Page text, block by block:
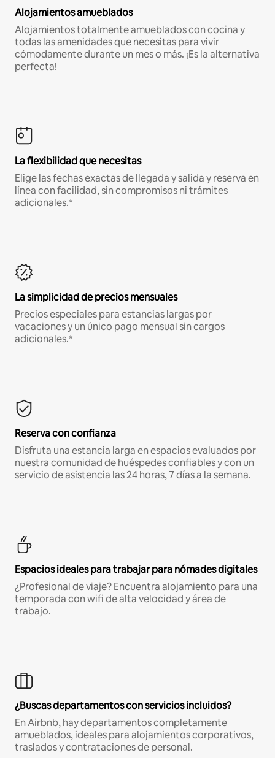
Alojamientos amueblados
Alojamientos totalmente amueblados con cocina y
todas las amenidades que necesitas para vivir
cómodamente durante un mes o más. ¡Es la alternativa
perfecta!
La flexibilidad que necesitas
Elige las fechas exactas de llegada y salida y reserva en
línea con facilidad, sin compromisos ni trámites
adicionales.*
La simplicidad de precios mensuales
Precios especiales para estancias largas por
vacaciones y un único pago mensual sin cargos
adicionales.*
Reserva con confianza
Disfruta una estancia larga en espacios evaluados por
nuestra comunidad de huéspedes confiables y con un
servicio de asistencia las 24 horas, 7 días a la semana.
Espacios ideales para trabajar para nómades digitales
¿Profesional de viaje? Encuentra alojamiento para una
temporada con wifi de alta velocidad y área de
trabajo.
¿Buscas departamentos con servicios incluidos?
En Airbnb, hay departamentos completamente
amueblados, ideales para alojamientos corporativos,
traslados y contrataciones de personal.